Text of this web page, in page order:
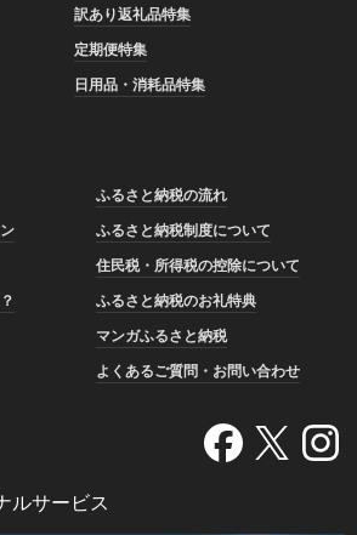
訳あり返礼品特集
定期便特集
日用品・消耗品特集
ふるさと納税の流れ
ふるさと納税制度について
住民税・所得税の控除について
ふるさと納税のお礼特典
マンガふるさと納税
よくあるご質問・お問い合わせ
ルサービス